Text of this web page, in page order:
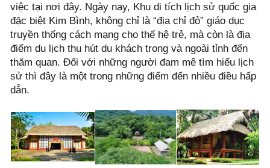
việc tại nơi đây. Ngày nay, Khu di tích lịch sử quốc gia
đặc biệt Kim Bình, không chỉ là “địa chỉ đỏ” giáo dục
truyền thống cách mạng cho thế hệ trẻ, mà còn là địa
điểm du lịch thu hút du khách trong và ngoài tỉnh đến
thăm quan. Đối với những người đam mê tìm hiểu lịch
sử thì đây là một trong những điểm đến nhiều điều hấp
dẫn.